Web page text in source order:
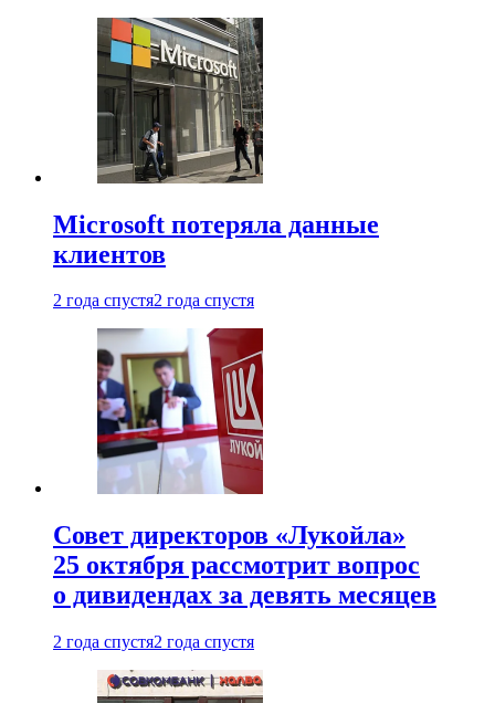
Microsoft потеряла данные
клиентов
2 года спустя2 года спустя
Совет директоров «Лукойла»
25 октября рассмотрит вопрос
о дивидендах за девять месяцев
2 года спустя2 года спустя